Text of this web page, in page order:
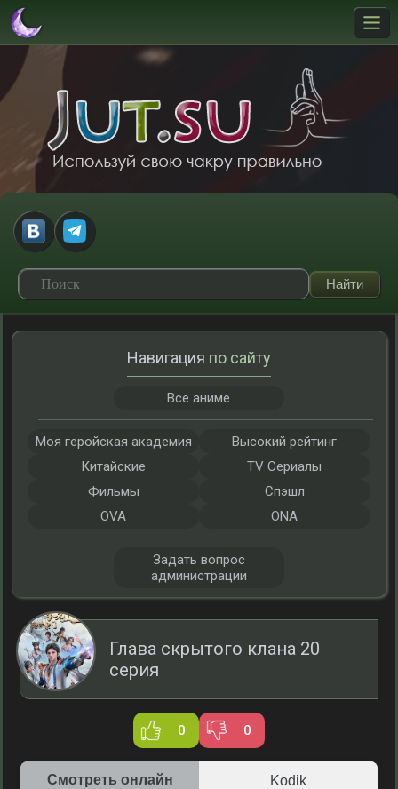
Глава скрытого клана 20
серия
0 0
Смотреть онлайн Kodik
Навигация по сайту
Все аниме
Моя геройская академия
Высокий рейтинг
Китайские
TV Сериалы
Фильмы
Спэшл
OVA
ONA
Задать вопрос
администрации